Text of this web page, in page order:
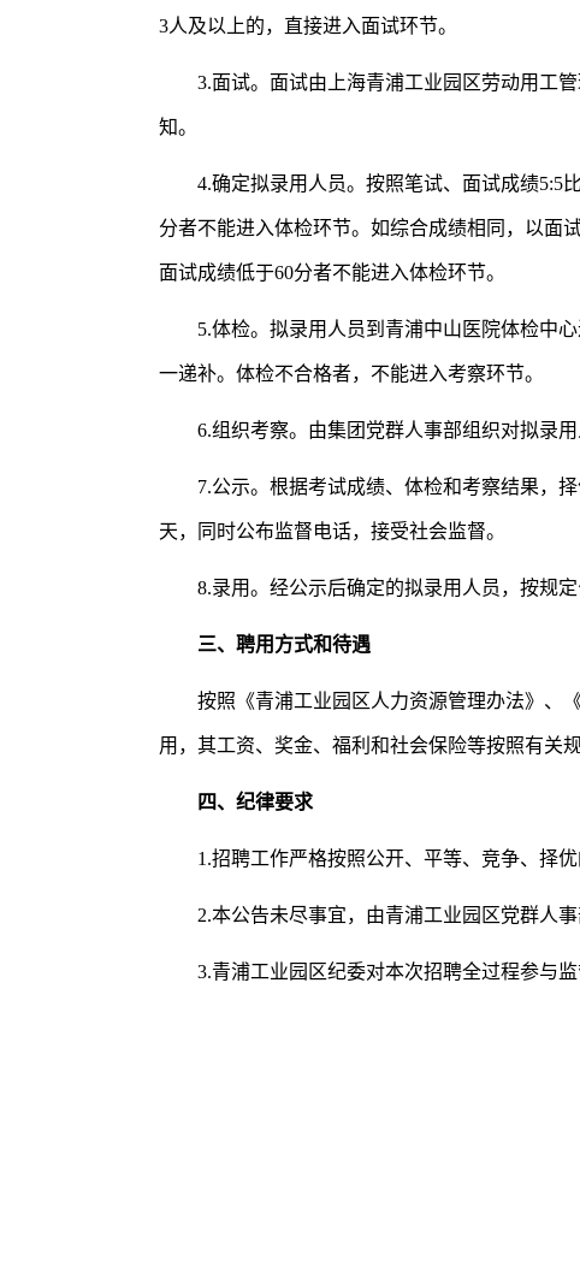
3人及以上的，直接进入面试环节。
3.面试。面试由上海青浦工业园区劳动用工
知。
4.确定拟录用人员。按照笔试、面试成绩5:5
分者不能进入体检环节。如综合成绩相同，以面
面试成绩低于60分者不能进入体检环节。
5.体检。拟录用人员到青浦中山医院体检中
一递补。体检不合格者，不能进入考察环节。
6.组织考察。由集团党群人事部组织对拟录
7.公示。根据考试成绩、体检和考察结果，
天，同时公布监督电话，接受社会监督。
8.录用。经公示后确定的拟录用人员，按规
三、聘用方式和待遇
按照《青浦工业园区人力资源管理办法》、
用，其工资、奖金、福利和社会保险等按照有关规
四、纪律要求
1.招聘工作严格按照公开、平等、竞争、择
2.本公告未尽事宜，由青浦工业园区党群人事
3.青浦工业园区纪委对本次招聘全过程参与监